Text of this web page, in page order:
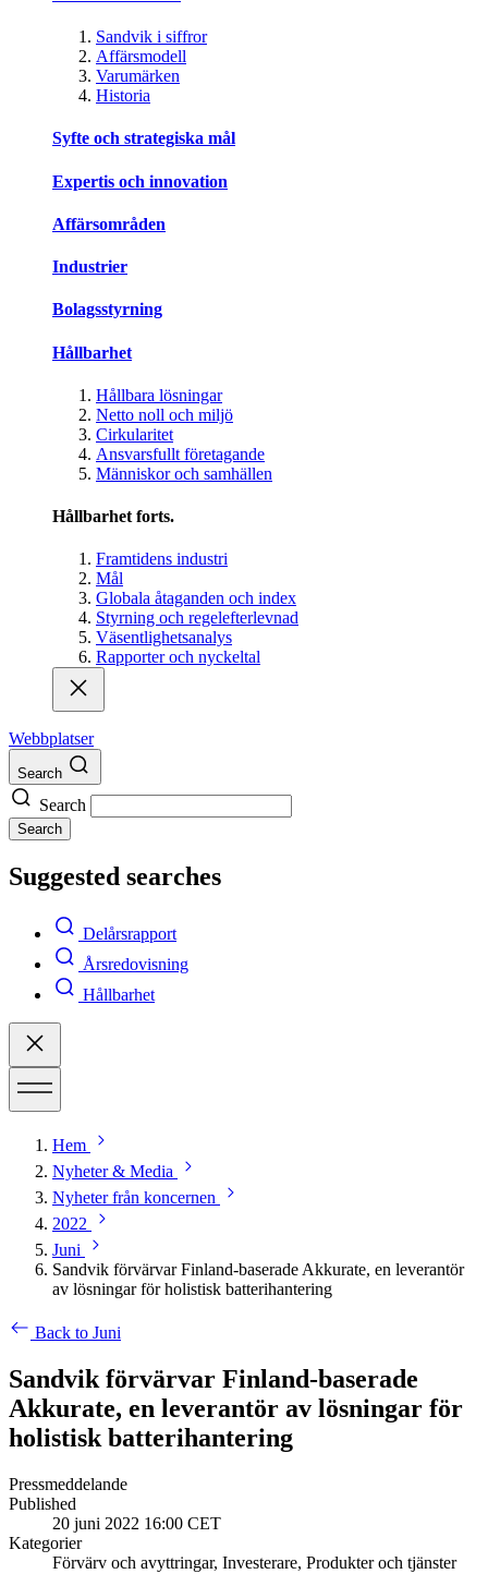
Sandvik i siffror
Affärsmodell
Varumärken
Historia
Syfte och strategiska mål
Expertis och innovation
Affärsområden
Industrier
Bolagsstyrning
Hållbarhet
Hållbara lösningar
Netto noll och miljö
Cirkularitet
Ansvarsfullt företagande
Människor och samhällen
Hållbarhet forts.
Framtidens industri
Mål
Globala åtaganden och index
Styrning och regelefterlevnad
Väsentlighetsanalys
Rapporter och nyckeltal
Webbplatser
Search
Search
Search
Suggested searches
Delårsrapport
Årsredovisning
Hållbarhet
Hem
Nyheter & Media
Nyheter från koncernen
2022
Juni
Sandvik förvärvar Finland-baserade Akkurate, en leverantör
av lösningar för holistisk batterihantering
Back to Juni
Sandvik förvärvar Finland-baserade
Akkurate, en leverantör av lösningar för
holistisk batterihantering
Pressmeddelande
Published
20 juni 2022 16:00 CET
Kategorier
Förvärv och avyttringar, Investerare, Produkter och tjänster